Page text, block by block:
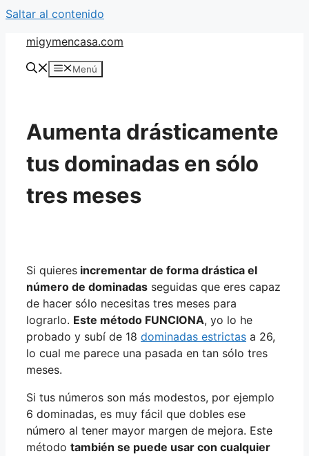
Saltar al contenido
migymencasa.com
Menú
Aumenta drásticamente
tus dominadas en sólo
tres meses
Si quieres incrementar de forma drástica el
número de dominadas seguidas que eres capaz
de hacer sólo necesitas tres meses para
lograrlo. Este método FUNCIONA, yo lo he
probado y subí de 18 dominadas estrictas a 26,
lo cual me parece una pasada en tan sólo tres
meses.
Si tus números son más modestos, por ejemplo
6 dominadas, es muy fácil que dobles ese
número al tener mayor margen de mejora. Este
método también se puede usar con cualquier